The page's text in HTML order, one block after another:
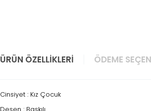
ÜRÜN ÖZELLIKLERI ÖDEME
Cinsiyet : Kız Çocuk